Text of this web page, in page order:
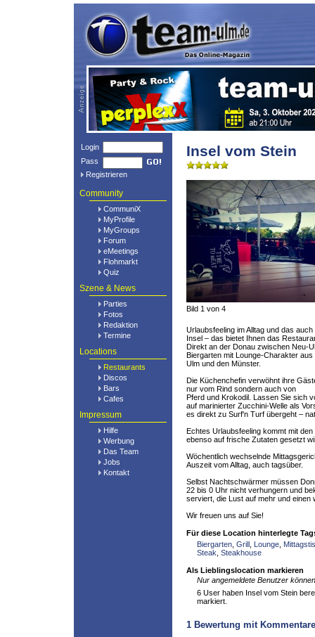
Login
Pass
Registrieren
Community
CommuniX
MyProfile
MyGroups
Forum
eMeetings
Flohmarkt
Quiz
Szene & News
Parties
Fotos
Redaktion
Termine
Locations
Restaurants
Discos
Bars
Cafes
Impressum
Hilfe
Werbung
Das Team
Jobs
Kontakt
Insel vom Stein
Bild 1 von 4
Urlaubsfeeling im Alltag und das
Insel – das bietet Ihnen das
Direkt an der Donau zwischen Neu-
Biergarten mit Lounge-Charakter
Ulm und den Münster.
Die Küchenchefin verwöhnt ihre
nur vom Rind sondern auch von
Pferd und Krokodil. Lassen Sie sich
auf marinierter Zucchini-Welle als
es direkt zu Surf'n Turf übergeht –
Echtes Urlaubsfeeling kommt mit
ebenso auf frische Zutaten gesetzt
Wöchentlich wechselnde
Auszeit vom Alltag, auch tagsüber.
Selbst Nachtschwärmer müssen
22 bis 0 Uhr nicht verhungern und
serviert, die Lust auf mehr und einen
Wir freuen uns auf Sie!
Für diese Location hinterlegte
Biergarten Grill Lounge
Steak Steakhouse
Als Lieblingslocation markieren
Nur angemeldete Benutzer
6 User haben Insel vom Stein
markiert.
1 Bewertung mit